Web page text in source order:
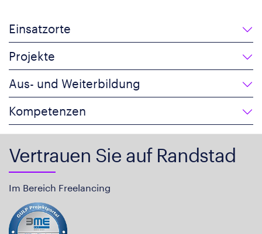
Einsatzorte
Projekte
Aus- und Weiterbildung
Kompetenzen
Vertrauen Sie auf Randstad
Im Bereich Freelancing